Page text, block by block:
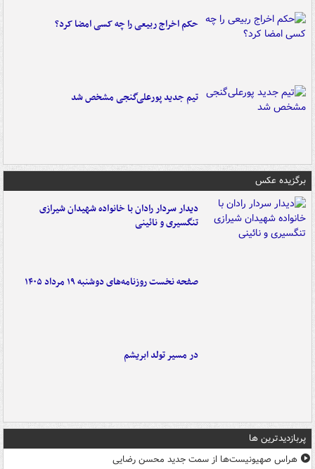
حکم اخراج ربیعی را چه کسی امضا کرد؟
تیم جدید پورعلی‌گنجی مشخص شد
برگزیده عکس
دیدار سردار رادان با خانواده‌ شهیدان شیرازی
تنگسیری و نائینی
صفحه نخست روزنامه‌های دوشنبه ۱۹ مرداد ۱۴۰۵
در مسیر تولد ابریشم
پربازدیدترین ها
هراس صهیونیست‌ها از سمت جدید محسن رضایی